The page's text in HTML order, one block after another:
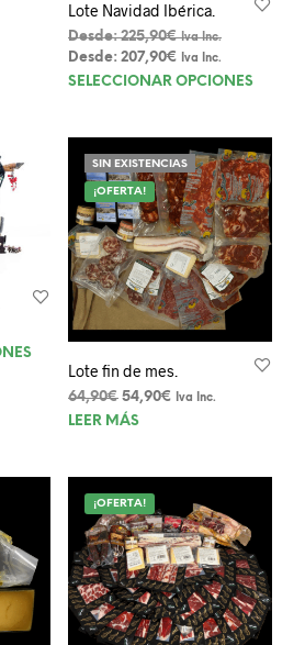
Lote Navidad Ibérica.
Desde:225,90€ Iva Inc.
Desde: 207,90€ Iva Inc.
SELECCIONAR OPCIONES
se
producto
tiene
múltiples
pueden
elegir
página
SIN EXISTENCIAS
¡OFERTA!
Lote fin de mes.
64,90€ El
precio
64,90€.
54,90€El
54,90€.
Iva Inc.
LEER MÁS
¡OFERTA!